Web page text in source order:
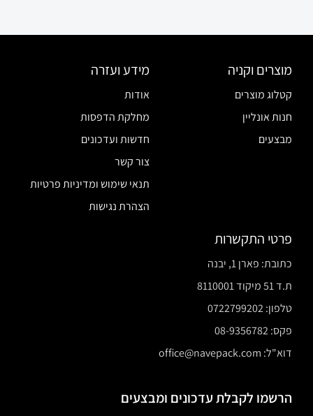
מוצרים וקניה
קטלוג מוצרים
חנות אונליין
מבצעים
מידע ועזרה
אודות
מחלקת הדפסות
חדשות ועדכונים
צור קשר
תנאי שימוש ומדיניות פרטיות
הצהרת נגישות
פרטי התקשרות
כתובת: פארן 1, יבנה
ת.ד 51 מיקוד 8110001
טלפון: 0722799202
פקס: 08-9356782
דוא"ל: office@navepack.com
הרשמו לקבלת עדכונים ומבצעים